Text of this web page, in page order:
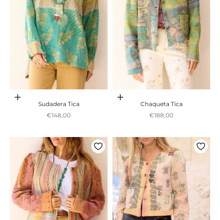
Adicionar ao carrinho
Sudadera Tica
Preço promocional
€148,00
Adicionar ao carrinho
Chaqueta Tica
Preço promocional
€188,00